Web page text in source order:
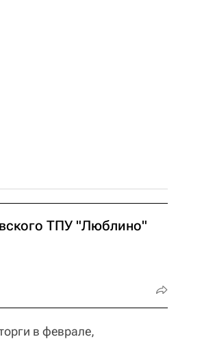
ТПУ "Люблино"
в феврале,